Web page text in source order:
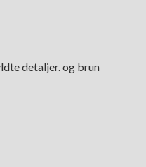
detaljer. og brun